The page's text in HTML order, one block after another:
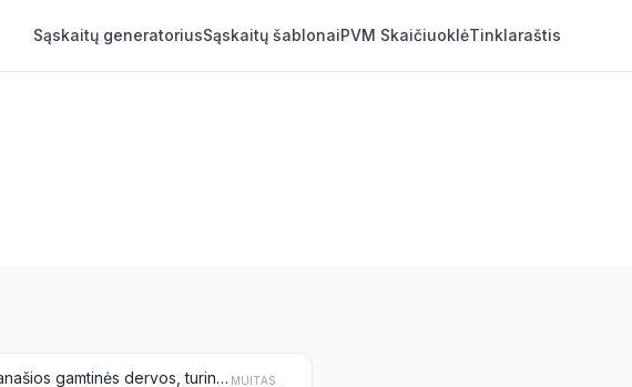
Sąskaitų generatoriusSąskaitų šablonaiPVM SkaičiuoklėTinklaraštis
Gamtinis kaučiukas, balata, gutaperčia, gvajulė, čiklė ir panašios gamtinės dervos, turinčios pirminių formų, plokščių, lakštų arba juostelių pavidalą MUITAS